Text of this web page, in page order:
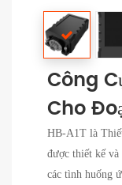
Công
Cho
HB-A1T là
được thiết kế và
các tình huống